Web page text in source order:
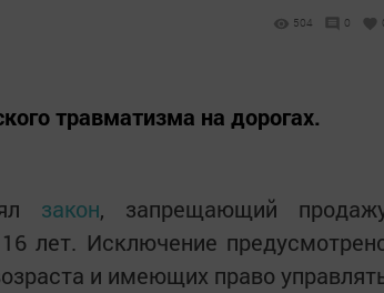
504 0
травматизма на дорогах.
закон, запрещающий
лет. Исключение
и имеющих право